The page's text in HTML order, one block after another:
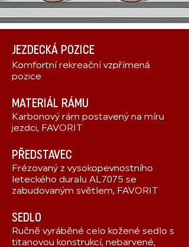
JEZDECKÁ POZICE
Komfortní rekreační vzpřímená
pozice
MATERIÁL RÁMU
Karbonový rám postavený na míru
jezdci, FAVORIT
PŘEDSTAVEC
Frézovaný z vysokopevnostního
leteckého duralu AL7075 se
zabudovaným světlem, FAVORIT
SEDLO
Ručně vyráběné celo kožené sedlo s
titanovou konstrukcí, nebarvené,